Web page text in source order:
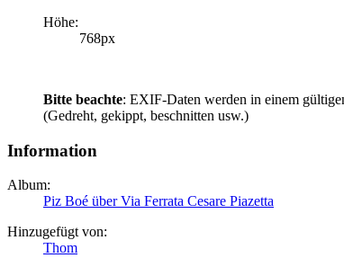
Höhe:
768px
Bitte beachte: EXIF-Daten werden in einem
(Gedreht, gekippt, beschnitten usw.)
Information
Album:
Piz Boé über Via Ferrata Cesare Piazetta
Hinzugefügt von:
Thom